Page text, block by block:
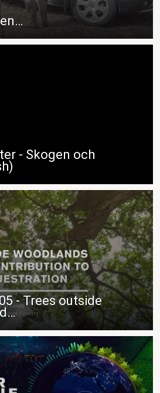
- Skogen och
- Trees outside